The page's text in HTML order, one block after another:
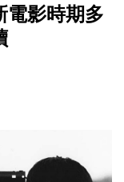
電影時期多